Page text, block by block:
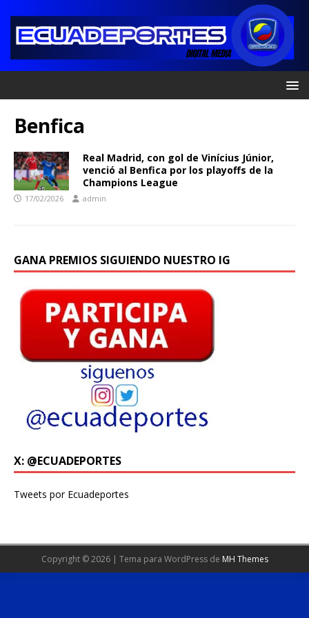
Benfica
Real Madrid, con gol de Vinícius Júnior,
venció al Benfica por los playoffs de la
Champions League
17/02/2026 admin
GANA PREMIOS SIGUIENDO NUESTRO IG
X: @ECUADEPORTES
Tweets por Ecuadeportes
Copyright © 2026 | Tema para WordPress de MH Themes